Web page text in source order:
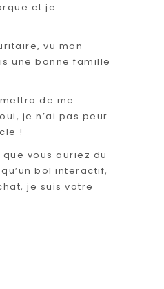
et je
vu mon
une bonne famille
de me
je n’ai pas peur
!
vous auriez du
bol interactif,
je suis votre